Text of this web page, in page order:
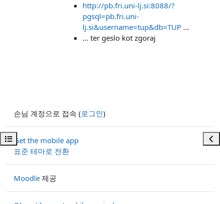
강의 목차 열기 블
http://pb.fri.uni-lj.si:8088/?
pgsql=pb.fri.uni-
lj.si&username=tup&db=TUP ...
... ter geslo kot zgoraj
손님 계정으로 접속 (로그인)
Get the mobile app
표준 테마로 전환
Moodle 제공